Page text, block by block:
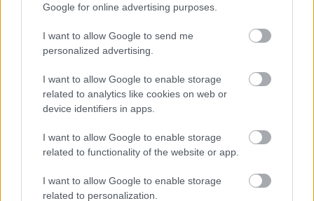
Google for online advertising purposes.
I want to allow Google to send me
personalized advertising.
I want to allow Google to enable storage
related to analytics like cookies on web or
device identifiers in apps.
I want to allow Google to enable storage
related to functionality of the website or app.
I want to allow Google to enable storage
related to personalization.
E-mail cím
Feliratkozom a hírlevélre és elfogadom azadatvédelmi
FELIRATKOZÁS